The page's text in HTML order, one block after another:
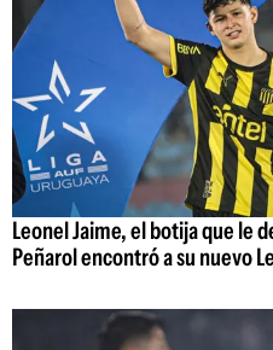
Leonel Jaime, el botija que le
Peñarol encontró a su nuevo